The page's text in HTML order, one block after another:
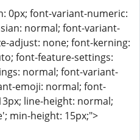
0px; font-variant-numeric:
normal; font-variant-
adjust: none; font-kerning:
font-feature-settings:
normal; font-variant-
emoji: normal; font-
line-height: normal;
min-height: 15px;">